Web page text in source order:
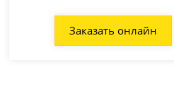
Заказать онлайн